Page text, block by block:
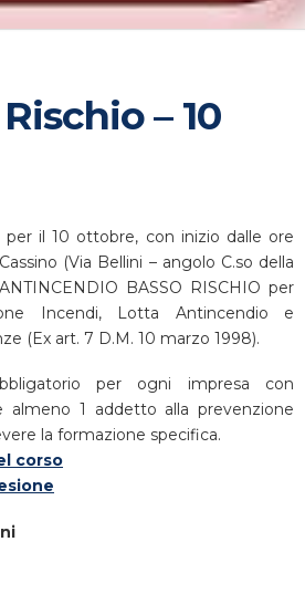
– 10
per il 10 ottobre, con inizio dalle ore
(Via Bellini – angolo C.so della
BASSO RISCHIO per
Incendi, Lotta Antincendio e
(Ex art. 7 D.M. 10 marzo 1998).
per ogni impresa con
almeno 1 addetto alla prevenzione
la formazione specifica.
corso